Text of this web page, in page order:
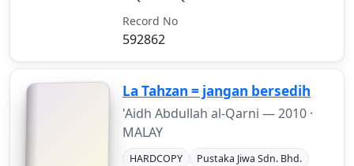
Record No
592862
La Tahzan = jangan bersedih
'Aidh Abdullah al-Qarni —2010 ·
MALAY
HARDCOPY Pustaka Jiwa Sdn. Bhd.